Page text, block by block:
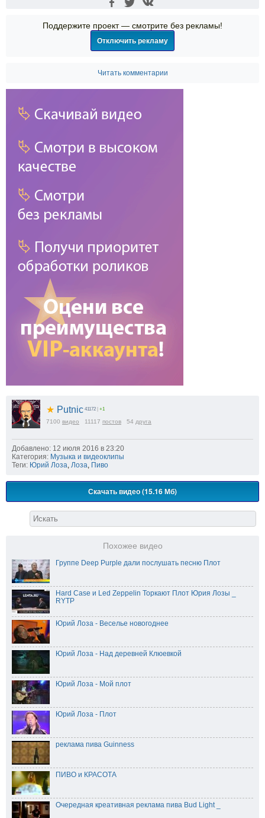
Поддержите проект — смотрите без рекламы!
Отключить рекламу
Читать комментарии
★ Putnic 41172 +1
7100 видео 11117 постов 54 друга
Добавлено: 12 июля 2016 в 23:20
Категория: Музыка и видеоклипы
Теги: Юрий Лоза, Лоза, Пиво
Скачать видео (15.16 Мб)
Похожее видео
Группе Deep Purple дали послушать песню Плот
Hard Case и Led Zeppelin Торкают Плот Юрия Лозы _
RYTP
Юрий Лоза - Веселье новогоднее
Юрий Лоза - Над деревней Клюевкой
Юрий Лоза - Мой плот
Юрий Лоза - Плот
реклама пива Guinness
ПИВО и КРАСОТА
Очередная креативная реклама пива Bud Light _